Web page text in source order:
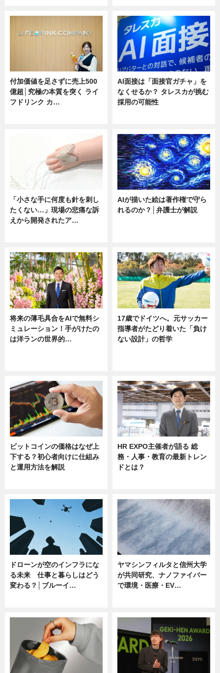
付加価値を足さずに売上500
億超│究極の本質を突く ライ
フドリンク カ…
AI面接は「面接官ガチャ」を
なくせるか？ タレスカが挑む
採用の可能性
「小さな手に何度も針を刺し
たくない…」現場の悲痛な訴
えから開発されたア…
AIが描いた絵は著作権で守ら
れるのか？│弁護士が解説
将来の薄毛具合をAIで無料シ
ミュレーション！手がけたの
は洋ランの世界的…
17歳でドイツへ。元サッカー
指導者がたどり着いた「負け
ない設計」の哲学
ビットコインの価格はなぜ上
下する？初心者向けに仕組み
と運用方法を解説
HR EXPO主催者が語る 総
務・人事・教育の最新トレン
ドとは？
ドローンが空のインフラにな
る未来 仕事と暮らしはどう
変わる？│ブルーイ…
ヤマシンフィルタと信州大学
が共同研究、ナノファイバー
で環境・医療・EV…